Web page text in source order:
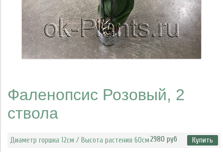
Фаленопсис Розовый, 2
ствола
Диаметр горшка 12см / Высота растения 60см2980 руб Купить